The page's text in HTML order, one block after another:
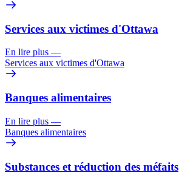
Services aux victimes d'Ottawa
En lire plus —
Services aux victimes d'Ottawa
Banques alimentaires
En lire plus —
Banques alimentaires
Substances et réduction des méfaits